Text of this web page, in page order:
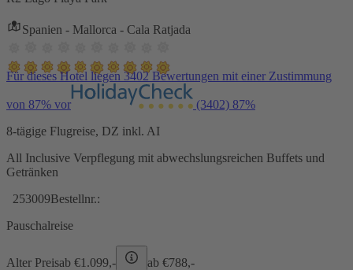
Spanien - Mallorca - Cala Ratjada
Für dieses Hotel liegen 3402 Bewertungen mit einer Zustimmung
von 87% vor (3402) 87%
8-tägige Flugreise, DZ inkl. AI
All Inclusive Verpflegung mit abwechslungsreichen Buffets und
Getränken
253009Bestellnr.:
Pauschalreise
Alter Preisab €1.099,- ab €788,-